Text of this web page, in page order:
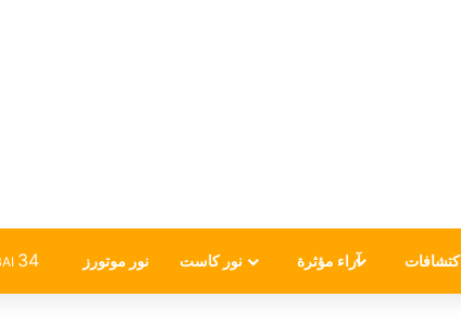
آراء مؤثرة نور كاست نور موتورز 34